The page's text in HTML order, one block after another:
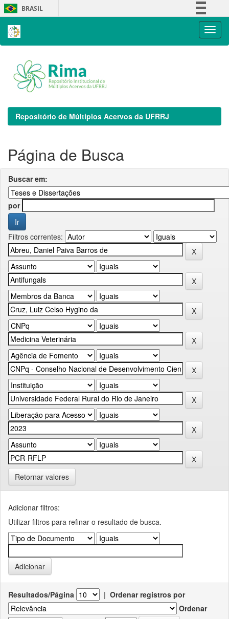
Skip
navigation
BRASIL
Repositório de Múltiplos Acervos da UFRRJ
Página de Busca
Buscar em:
por
Filtros correntes:
Retornar valores
Adicionar filtros:
Utilizar filtros para refinar o resultado de busca.
Resultados/Página | Ordenar registros por
Ordenar